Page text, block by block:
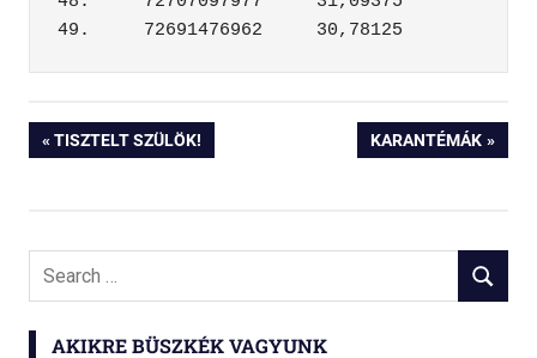
Bejegyzés
PREVIOUS
TISZTELT SZÜLÖK!
NEXT
KARANTÉMÁK
Search
SEARCH
AKIKRE BÜSZKÉK VAGYUNK